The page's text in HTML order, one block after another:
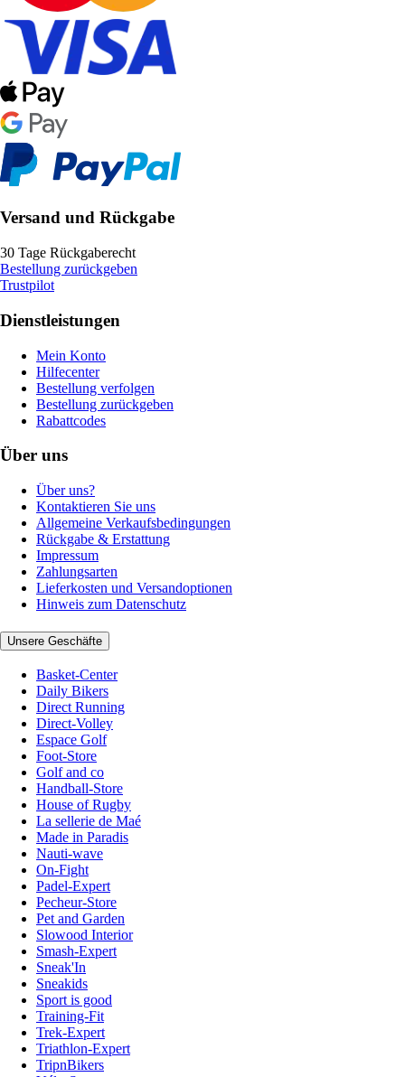
Versand und Rückgabe
30 Tage Rückgaberecht
Bestellung zurückgeben
Trustpilot
Dienstleistungen
Mein Konto
Hilfecenter
Bestellung verfolgen
Bestellung zurückgeben
Rabattcodes
Über uns
Über uns?
Kontaktieren Sie uns
Allgemeine Verkaufsbedingungen
Rückgabe & Erstattung
Impressum
Zahlungsarten
Lieferkosten und Versandoptionen
Hinweis zum Datenschutz
Unsere Geschäfte
Basket-Center
Daily Bikers
Direct Running
Direct-Volley
Espace Golf
Foot-Store
Golf and co
Handball-Store
House of Rugby
La sellerie de Maé
Made in Paradis
Nauti-wave
On-Fight
Padel-Expert
Pecheur-Store
Pet and Garden
Slowood Interior
Smash-Expert
Sneak'In
Sneakids
Sport is good
Training-Fit
Trek-Expert
Triathlon-Expert
TripnBikers